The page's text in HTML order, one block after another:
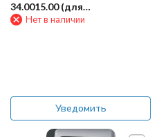
34.0015.00 (для
парогенератора, 24В)
Нет в наличии
Уведомить